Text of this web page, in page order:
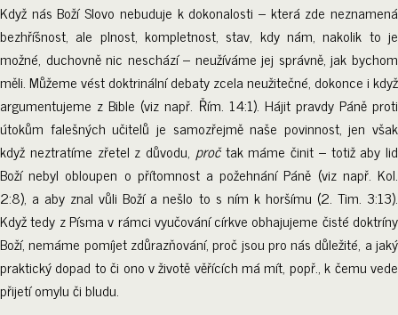
Když nás Boží Slovo nebuduje k dokonalosti – která zde neznamená
bezhříšnost, ale plnost, kompletnost, stav, kdy nám, nakolik to je
možné, duchovně nic neschází – neužíváme jej správně, jak bychom
měli. Můžeme vést doktrinální debaty zcela neužitečné, dokonce i když
argumentujeme z Bible (viz např. Řím. 14:1). Hájit pravdy Páně proti
útokům falešných učitelů je samozřejmě naše povinnost, jen však
když neztratíme zřetel z důvodu, pročtak máme činit – totiž aby lid
Boží nebyl obloupen o přítomnost a požehnání Páně (viz např. Kol.
2:8), a aby znal vůli Boží a nešlo to s ním k horšímu (2. Tim. 3:13).
Když tedy z Písma v rámci vyučování církve obhajujeme čisté doktríny
Boží, nemáme pomíjet zdůrazňování, proč jsou pro nás důležité, a jaký
praktický dopad to či ono v životě věřících má mít, popř., k čemu vede
přijetí omylu či bludu.